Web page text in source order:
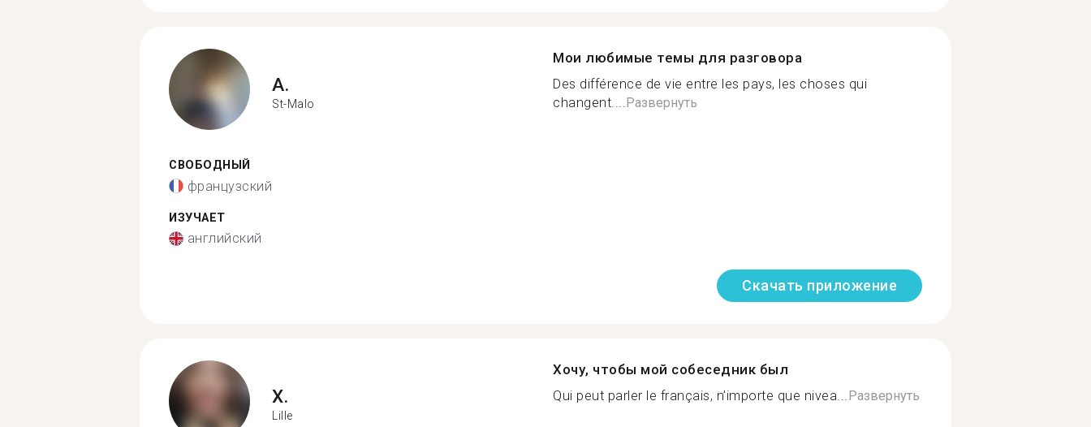
A.
St-Malo
СВОБОДНЫЙ
французский
ИЗУЧАЕТ
английский
Мои любимые темы для разговора
Des différence de vie entre les pays, les choses qui
changent....Развернуть
Скачать приложение
X.
Lille
Хочу, чтобы мой собеседник был
Qui peut parler le français, n’importe que nivea...Развернуть